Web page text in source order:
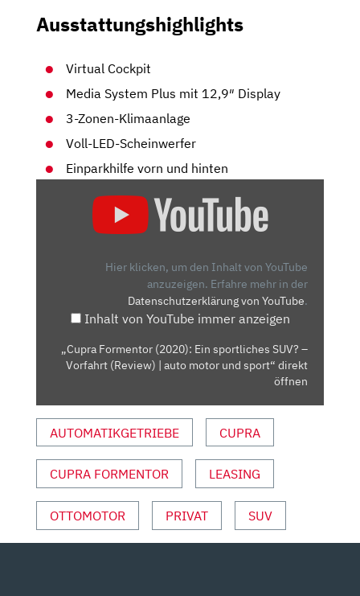
Ausstattungshighlights
Virtual Cockpit
Media System Plus mit 12,9″ Display
3-Zonen-Klimaanlage
Voll-LED-Scheinwerfer
Einparkhilfe vorn und hinten
FORMENTOR
SPORTLICHES
VORFAHRT
(REVIEW)
UND
SPORT“
VON
YOUTUBE
Hier klicken, um den Inhalt von YouTube
anzuzeigen. Erfahre mehr in der
Datenschutzerklärung von YouTube.
Inhalt von YouTube immer anzeigen
„Cupra Formentor (2020): Ein sportliches SUV? –
Vorfahrt (Review) | auto motor und sport“ direkt
öffnen
AUTOMATIKGETRIEBE CUPRA
CUPRA FORMENTOR LEASING
OTTOMOTOR PRIVAT SUV